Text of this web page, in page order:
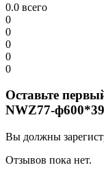
0.0 всего
0
0
0
0
0
Оставьте
NWZ77-
Вы должны
Отзывов пока нет.